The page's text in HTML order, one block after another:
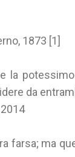
1873 [1]
la
da
farsa; ma